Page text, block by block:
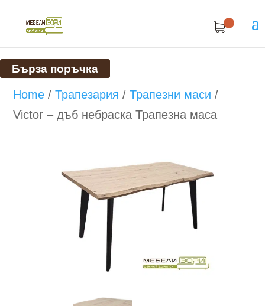
Бърза поръчка
Home /Трапезария /Трапезни маси /
Victor – дъб небраска Трапезна маса